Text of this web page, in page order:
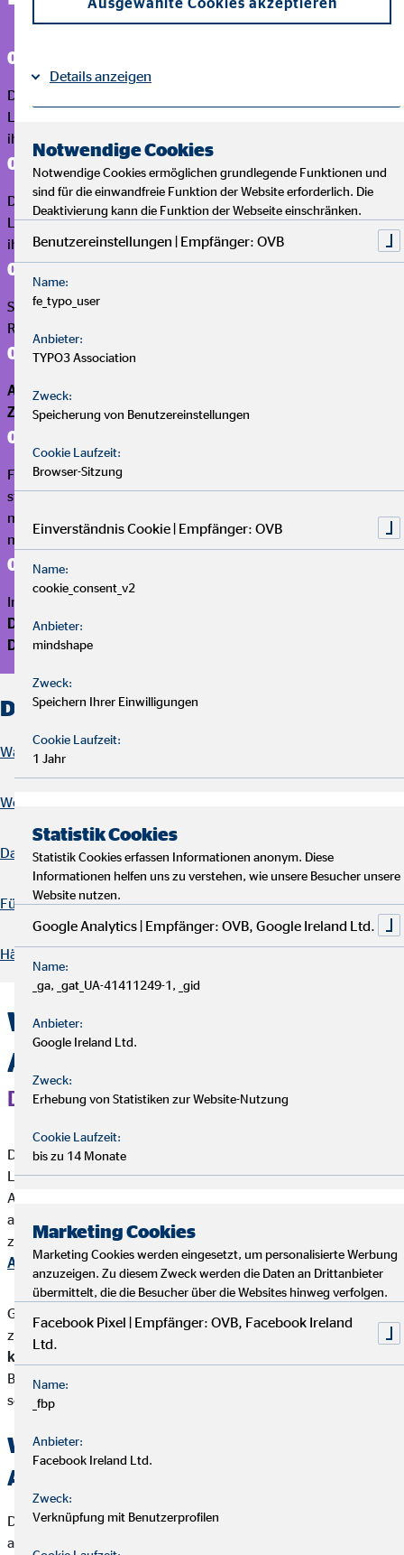
01
Die
Leistung des Arbeitgebers, bei der auch Beschäftigte einen Teil
ihres Gehalts umwandeln können (Entgeltumwandlung)
02
Die betriebliche Altersvorsorge (bAV)ist eine freiwillige
Leistung des Arbeitgebers, bei der auch Beschäftigte einen Teil
ihres Gehalts umwandeln können (Entgeltumwandlung)
03
Sie bildet die zweite Säule im
Rente, betriebliche und private Vorsorge
04
Arbeitgeber
Zuschuss von mindestens 15 %leisten
05
Für versicherungsförmige Durchführungswege liegt der
steuerfreie Höchstbeitrag seit Januar 2025 bei 644 €
monatlich; sozialversicherungsfrei sind bis zu 322 €
monatlich
06
In Deutschland gibt es
Direktversicherung
Direktzusage und Unterstützungskasse
Der Inhalt im Überblick
Was bedeutet betriebliche Altersvorsorge?
Welche Arten der Betriebsrente gibt es in Deutschland
Das macht die bAV so wichtig
Für wen eignet sich eine betriebliche Altersvorsorge?
Häufig gestellte Fragen
Was bedeutet betriebliche
Altersvorsorge?
DEINE BAV EINFACH ERKLÄRT
Die betriebliche Altersvorsorge
Leistungen eines Arbeitgebers an seine Mitarbeitenden zur
Alters-, Hinterbliebenen- oder Invaliditätsversorgung. Sie steht
als zweite Säule im deutschen
zwischen dergesetzlichen Rente
Altersvorsorge.
Grundsätzlich kannst du die betriebliche Altersvorsorge auf
zwei Wegen nutzen: Entweder
finanziert dein Arbeitgeber sie
komplett
Beiträge für die betriebliche Altersvorsorge um – die
sogenannte
Wer braucht eine betriebliche
Altersvorsorge?
Die gesetzliche Renteallein wird in den meisten Fällen nicht
ausreichen, um deinen gewohnten Lebensstandard im Alter
Details anzeigen
Notwendige Cookies
Notwendige Cookies ermöglichen grundlegende Funktionen und
sind für die einwandfreie Funktion der Website erforderlich. Die
Deaktivierung kann die Funktion der Webseite einschränken.
Benutzereinstellungen | Empfänger: OVB
Name:
fe_typo_user
Anbieter:
TYPO3 Association
Zweck:
Speicherung von Benutzereinstellungen
Cookie Laufzeit:
Browser-Sitzung
Einverständnis Cookie | Empfänger: OVB
Name:
cookie_consent_v2
Anbieter:
mindshape
Zweck:
Speichern Ihrer Einwilligungen
Cookie Laufzeit:
1 Jahr
Statistik Cookies
Statistik Cookies erfassen Informationen anonym. Diese
Informationen helfen uns zu verstehen, wie unsere Besucher unsere
Website nutzen.
Google Analytics | Empfänger: OVB, Google Ireland Ltd.
Name:
_ga, _gat_UA-41411249-1, _gid
Anbieter:
Google Ireland Ltd.
Zweck:
Erhebung von Statistiken zur Website-Nutzung
Cookie Laufzeit:
bis zu 14 Monate
Marketing Cookies
Marketing Cookies werden eingesetzt, um personalisierte Werbung
anzuzeigen. Zu diesem Zweck werden die Daten an Drittanbieter
übermittelt, die die Besucher über die Websites hinweg verfolgen.
Facebook Pixel | Empfänger: OVB, Facebook Ireland
Ltd.
Name:
_fbp
Anbieter:
Facebook Ireland Ltd.
Zweck:
Verknüpfung mit Benutzerprofilen